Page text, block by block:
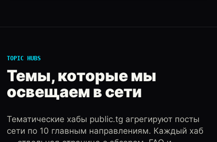
TOPIC HUBS
Темы, которые мы
освещаем в сети
Тематические хабы public.tg агрегируют посты
сети по 10 главным направлениям. Каждый хаб